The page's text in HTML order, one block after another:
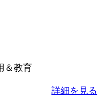
＆教育
詳細を見る